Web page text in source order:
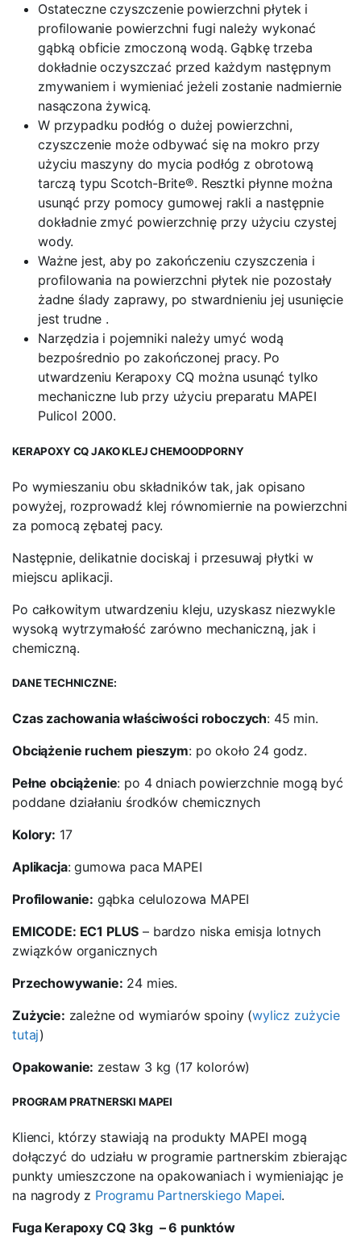
Ostateczne czyszczenie powierzchni płytek i
profilowanie powierzchni fugi należy wykonać
gąbką obficie zmoczoną wodą. Gąbkę trzeba
dokładnie oczyszczać przed każdym następnym
zmywaniem i wymieniać jeżeli zostanie nadmiernie
nasączona żywicą.
W przypadku podłóg o dużej powierzchni,
czyszczenie może odbywać się na mokro przy
użyciu maszyny do mycia podłóg z obrotową
tarczą typu Scotch-Brite®. Resztki płynne można
usunąć przy pomocy gumowej rakli a następnie
dokładnie zmyć powierzchnię przy użyciu czystej
wody.
Ważne jest, aby po zakończeniu czyszczenia i
profilowania na powierzchni płytek nie pozostały
żadne ślady zaprawy, po stwardnieniu jej usunięcie
jest trudne .
Narzędzia i pojemniki należy umyć wodą
bezpośrednio po zakończonej pracy. Po
utwardzeniu Kerapoxy CQ można usunąć tylko
mechaniczne lub przy użyciu preparatu MAPEI
Pulicol 2000.
KERAPOXY CQ JAKO KLEJ CHEMOODPORNY
Po wymieszaniu obu składników tak, jak opisano
powyżej, rozprowadź klej równomiernie na powierzchni
za pomocą zębatej pacy.
Następnie, delikatnie dociskaj i przesuwaj płytki w
miejscu aplikacji.
Po całkowitym utwardzeniu kleju, uzyskasz niezwykle
wysoką wytrzymałość zarówno mechaniczną, jak i
chemiczną.
DANE TECHNICZNE:
Czas zachowania właściwości roboczych: 45 min.
Obciążenie ruchem pieszym: po około 24 godz.
Pełne obciążenie: po 4 dniach powierzchnie mogą być
poddane działaniu środków chemicznych
Kolory: 17
Aplikacja: gumowa paca MAPEI
Profilowanie: gąbka celulozowa MAPEI
EMICODE: EC1 PLUS – bardzo niska emisja lotnych
związków organicznych
Przechowywanie: 24 mies.
Zużycie: zależne od wymiarów spoiny (wylicz zużycie
tutaj)
Opakowanie: zestaw 3 kg (17 kolorów)
PROGRAM PRATNERSKI MAPEI
Klienci, którzy stawiają na produkty MAPEI mogą
dołączyć do udziału w programie partnerskim zbierając
punkty umieszczone na opakowaniach i wymieniając je
na nagrody z Programu Partnerskiego Mapei.
Fuga Kerapoxy CQ 3kg – 6 punktów